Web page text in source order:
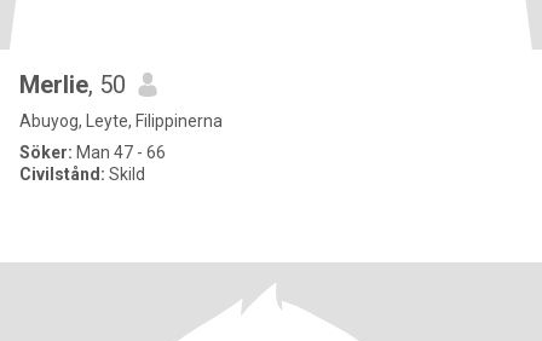
Merlie, 50
Abuyog, Leyte, Filippinerna
Söker: Man 47 - 66
Civilstånd: Skild